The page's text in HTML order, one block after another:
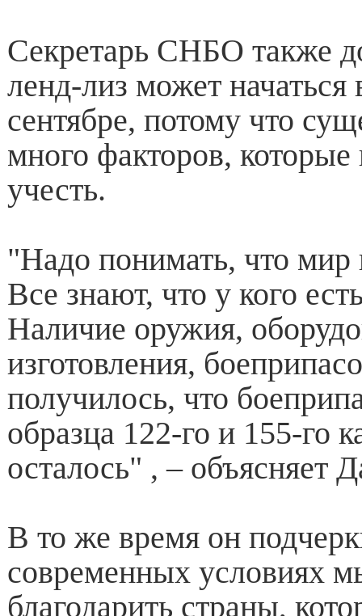
Секретарь СНБО также
ленд-лиз может
сентябре, потому что
много факторов,
учесть.
"Надо понимать, что мир
Все знают, что у кого
Наличие оружия,
изготовления,
получилось, что
образца 122-го и 155-го
осталось" , – объясняет
В то же время он
современных условиях
благодарить страны,